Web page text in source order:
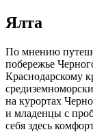
Ялта
По мнению
побережье
Краснодарскому
на курортах
и младенцы с
себя здесь